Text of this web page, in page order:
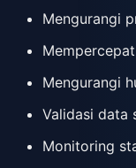
Mengurangi
Mengurangi
Validasi data
Monitoring